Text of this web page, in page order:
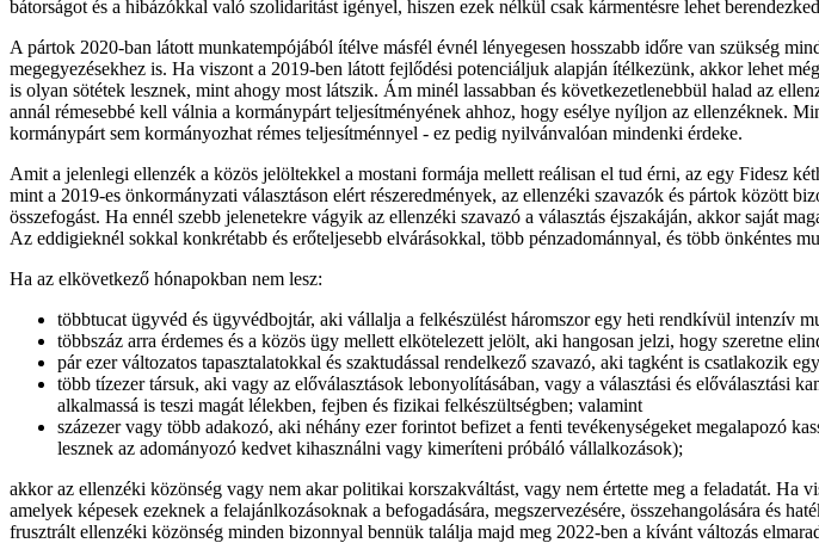
bátorságot és a hibázókkal való szolidaritást igényel, hiszen ezek nélkül csak kármentésre lehet
A pártok 2020-ban látott munkatempójából ítélve másfél évnél lényegesen hosszabb időre van szükség
megegyezésekhez is. Ha viszont a 2019-ben látott fejlődési potenciáljuk alapján ítélkezünk, akkor lehet
is olyan sötétek lesznek, mint ahogy most látszik. Ám minél lassabban és következetlenebbül halad az
annál rémesebbé kell válnia a kormánypárt teljesítményének ahhoz, hogy esélye nyíljon az ellenzéknek.
kormánypárt sem kormányozhat rémes teljesítménnyel - ez pedig nyilvánvalóan mindenki érdeke.
Amit a jelenlegi ellenzék a közös jelöltekkel a mostani formája mellett reálisan el tud érni, az egy Fidesz
mint a 2019-es önkormányzati választáson elért részeredmények, az ellenzéki szavazók és pártok között
összefogást. Ha ennél szebb jelenetekre vágyik az ellenzéki szavazó a választás éjszakáján, akkor saját
Az eddigieknél sokkal konkrétabb és erőteljesebb elvárásokkal, több pénzadománnyal, és több önkéntes
Ha az elkövetkező hónapokban nem lesz:
többtucat ügyvéd és ügyvédbojtár, aki vállalja a felkészülést háromszor egy heti rendkívül intenzív
többszáz arra érdemes és a közös ügy mellett elkötelezett jelölt, aki hangosan jelzi, hogy szeretne
pár ezer változatos tapasztalatokkal és szaktudással rendelkező szavazó, aki tagként is csatlakozik
több tízezer társuk, aki vagy az előválasztások lebonyolításában, vagy a választási és előválasztási
alkalmassá is teszi magát lélekben, fejben és fizikai felkészültségben; valamint
százezer vagy több adakozó, aki néhány ezer forintot befizet a fenti tevékenységeket megalapozó
lesznek az adományozó kedvet kihasználni vagy kimeríteni próbáló vállalkozások);
akkor az ellenzéki közönség vagy nem akar politikai korszakváltást, vagy nem értette meg a feladatát. Ha
amelyek képesek ezeknek a felajánlkozásoknak a befogadására, megszervezésére, összehangolására és
frusztrált ellenzéki közönség minden bizonnyal bennük találja majd meg 2022-ben a kívánt változás